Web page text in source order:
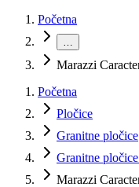
Početna
…
Marazzi
Početna
Pločice
Granitne pločice
Granitne pločice
Marazzi